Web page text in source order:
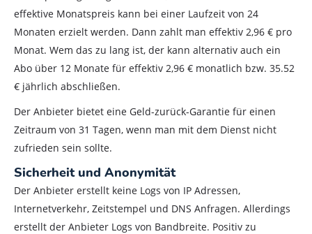
effektive Monatspreis kann bei einer Laufzeit von 24
Monaten erzielt werden. Dann zahlt man effektiv 2,96 € pro
Monat. Wem das zu lang ist, der kann alternativ auch ein
Abo über 12 Monate für effektiv 2,96 € monatlich bzw. 35.52
€ jährlich abschließen.
Der Anbieter bietet eine Geld-zurück-Garantie für einen
Zeitraum von 31 Tagen, wenn man mit dem Dienst nicht
zufrieden sein sollte.
Sicherheit und Anonymität
Der Anbieter erstellt keine Logs von IP Adressen,
Internetverkehr, Zeitstempel und DNS Anfragen. Allerdings
erstellt der Anbieter Logs von Bandbreite. Positiv zu